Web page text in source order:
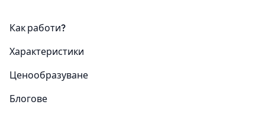
Как работи?
Характеристики
Ценообразуване
Блогове